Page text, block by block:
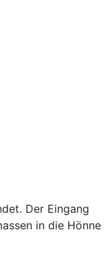
Der Eingang
in die Hönne